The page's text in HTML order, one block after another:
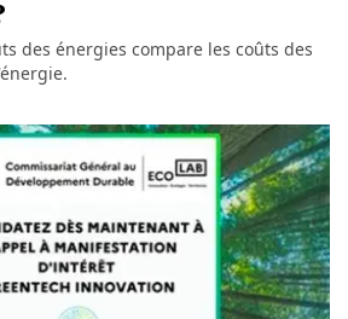
des énergies compare les coûts des